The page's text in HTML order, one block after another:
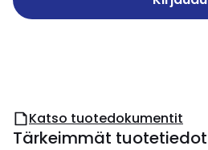
Katso tuotedokumentit
Tärkeimmät tuotetiedot